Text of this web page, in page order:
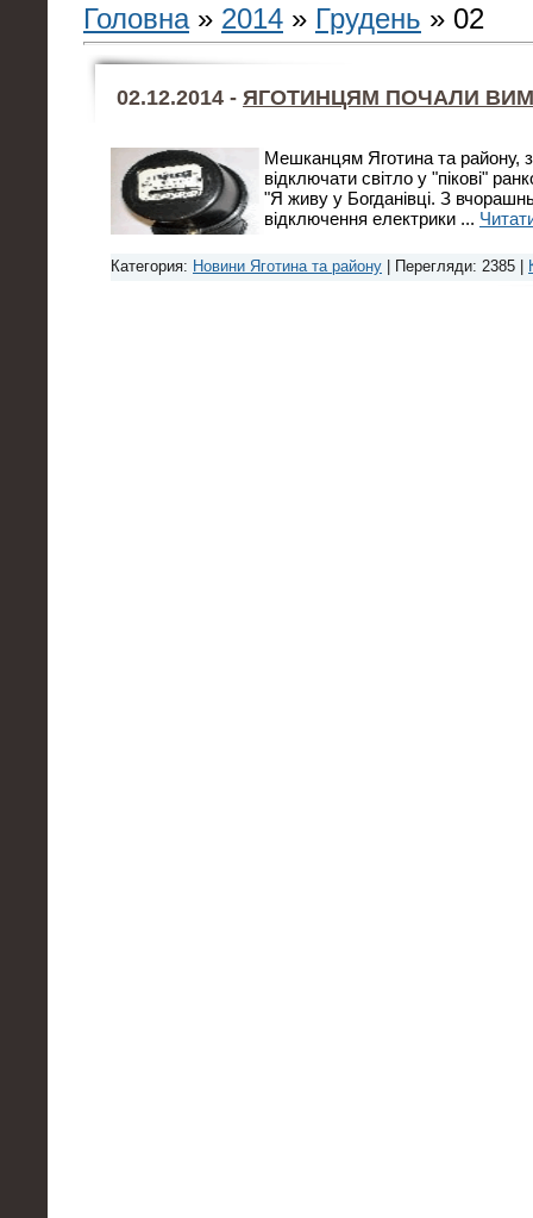
Головна» 2014 » Грудень » 02
02.12.2014 - ЯГОТИНЦЯМ ПОЧАЛИ
Мешканцям Яготина та району,
відключати світло у "пікові"
"Я живу у Богданівці. З
відключення електрики ...
Категория: Новини Яготина та району | Перегляди: 2385 |